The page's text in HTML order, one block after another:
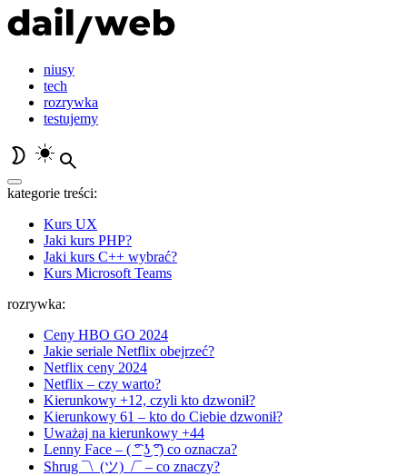
niusy
tech
rozrywka
testujemy
kategorie treści:
Kurs UX
Jaki kurs PHP?
Jaki kurs C++ wybrać?
Kurs Microsoft Teams
rozrywka:
Ceny HBO GO 2024
Jakie seriale Netflix obejrzeć?
Netflix ceny 2024
Netflix – czy warto?
Kierunkowy +12, czyli kto dzwonił?
Kierunkowy 61 – kto do Ciebie dzwonił?
Uważaj na kierunkowy +44
Lenny Face – ( ͡° ͜ʖ ͡°) co oznacza?
Shrug ¯\_(ツ)_/¯ – co znaczy?